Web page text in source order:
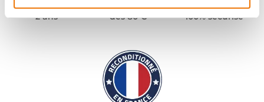
Pièces garanties
2 ans
Port offert
dès 80 €
Paiement
100% sécurisé